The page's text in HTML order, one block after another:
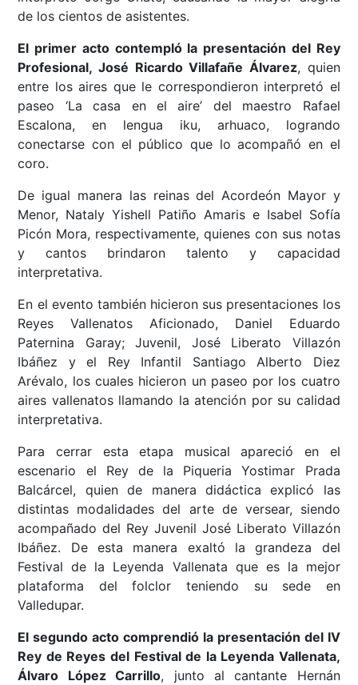
de los cientos de asistentes.
El primer acto contempló la presentación del Rey
Profesional, José Ricardo Villafañe Álvarez, quien
entre los aires que le correspondieron interpretó el
paseo ‘La casa en el aire’ del maestro Rafael
Escalona, en lengua iku, arhuaco, logrando
conectarse con el público que lo acompañó en el
coro.
De igual manera las reinas del Acordeón Mayor y
Menor, Nataly Yishell Patiño Amaris e Isabel Sofía
Picón Mora, respectivamente, quienes con sus notas
y cantos brindaron talento y capacidad
interpretativa.
En el evento también hicieron sus presentaciones los
Reyes Vallenatos Aficionado, Daniel Eduardo
Paternina Garay; Juvenil, José Liberato Villazón
Ibáñez y el Rey Infantil Santiago Alberto Diez
Arévalo, los cuales hicieron un paseo por los cuatro
aires vallenatos llamando la atención por su calidad
interpretativa.
Para cerrar esta etapa musical apareció en el
escenario el Rey de la Piqueria Yostimar Prada
Balcárcel, quien de manera didáctica explicó las
distintas modalidades del arte de versear, siendo
acompañado del Rey Juvenil José Liberato Villazón
Ibáñez. De esta manera exaltó la grandeza del
Festival de la Leyenda Vallenata que es la mejor
plataforma del folclor teniendo su sede en
Valledupar.
El segundo acto comprendió la presentación del IV
Rey de Reyes del Festival de la Leyenda Vallenata,
Álvaro López Carrillo, junto al cantante Hernán